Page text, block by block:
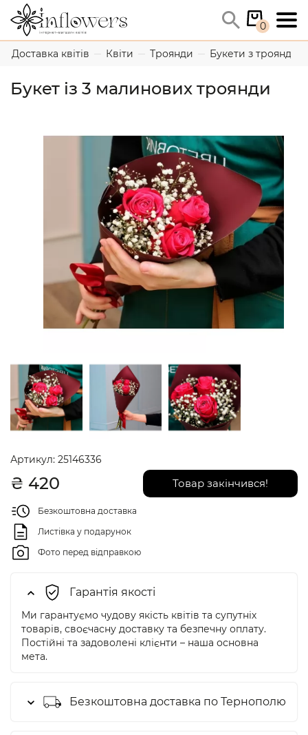
0
Доставка квітів Квіти Троянди Букети з троянд
Букет із 3 малинових троянди
Артикул: 25146336
₴ 420 Товар закінчився!
Безкоштовна доставка
Листівка у подарунок
Фото перед відправкою
Гарантія якості
Ми гарантуємо чудову якість квітів та супутніх
товарів, своєчасну доставку та безпечну оплату.
Постійні та задоволені клієнти – наша основна
мета.
Безкоштовна доставка по Тернополю